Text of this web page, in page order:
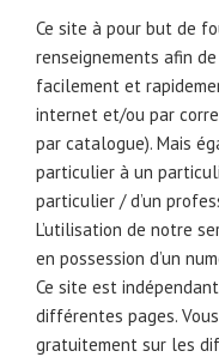
Ce site à pour but de
renseignements afin
facilement et
internet et/ou par
par catalogue). Mais
particulier à un
particulier / d’un
L’utilisation de notre
en possession d’un
Ce site est
différentes pages.
gratuitement sur les